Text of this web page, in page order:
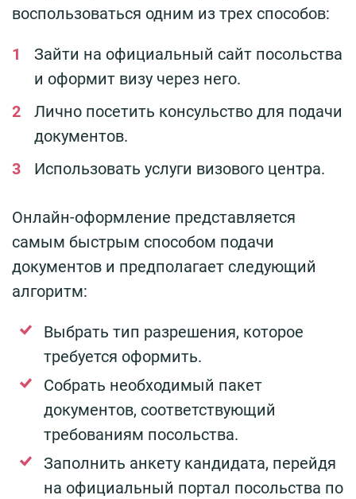
воспользоваться одним из трех способов:
Зайти на официальный сайт посольства
и оформит визу через него.
Лично посетить консульство для подачи
документов.
Использовать услуги визового центра.
Онлайн-оформление представляется
самым быстрым способом подачи
документов и предполагает следующий
алгоритм:
Выбрать тип разрешения, которое
требуется оформить.
Собрать необходимый пакет
документов, соответствующий
требованиям посольства.
Заполнить анкету кандидата, перейдя
на официальный портал посольства по